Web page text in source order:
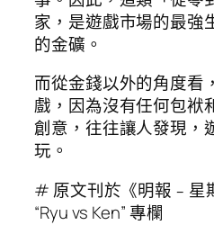
家，是遊戲市場的最強
的金礦。
而從金錢以外的角度看
戲，因為沒有任何包袱
創意，往往讓人發現，
玩。
# 原文刊於《明報﹣星
“Ryu vs Ken” 專欄